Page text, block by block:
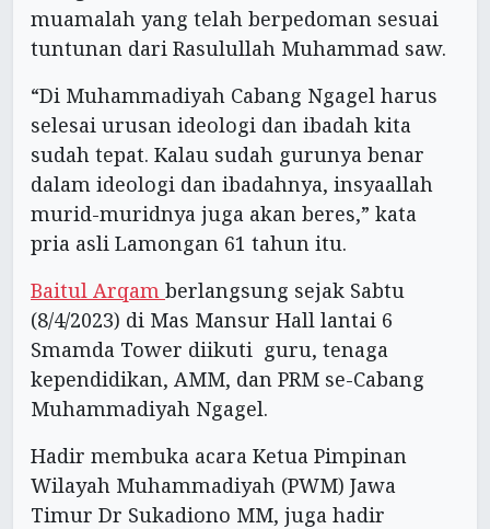
muamalah yang telah berpedoman sesuai
tuntunan dari Rasulullah Muhammad saw.
“Di Muhammadiyah Cabang Ngagel harus
selesai urusan ideologi dan ibadah kita
sudah tepat. Kalau sudah gurunya benar
dalam ideologi dan ibadahnya, insyaallah
murid-muridnya juga akan beres,” kata
pria asli Lamongan 61 tahun itu.
Baitul Arqam berlangsung sejak Sabtu
(8/4/2023) di Mas Mansur Hall lantai 6
Smamda Tower diikuti guru, tenaga
kependidikan, AMM, dan PRM se-Cabang
Muhammadiyah Ngagel.
Hadir membuka acara Ketua Pimpinan
Wilayah Muhammadiyah (PWM) Jawa
Timur Dr Sukadiono MM, juga hadir